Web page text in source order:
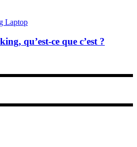
qu’est-ce que c’est ?